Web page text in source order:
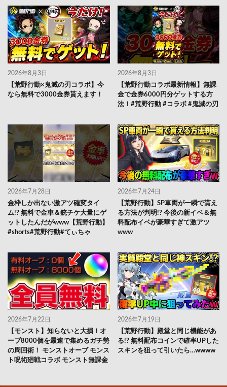
2026年8月3日
【荒野行動×鬼滅の刃コラボ】今
なら無料で3000金券貰えます！
2026年8月3日
【荒野行動コラボ最新情報】無課
金で金券6000円分ゲットする方
法！#荒野行動 #コラボ #鬼滅の刃
2026年7月28日
金枠しか出ない激アツ確変タイ
ム!? 無料で金車＆銃チケ大量にゲ
ットしたんだがwww【荒野行動】
#shorts#荒野行動#てぃちゃ
2026年7月24日
【荒野行動】SP車両が一瞬で貰え
る方法が判明!? 今後の新イベ＆無
料配布イベが豪華すぎて激アツ
www
2026年7月22日
【モンスト】知らないと大損！オ
ーブ8000個を最速で集めるガチ勢
の周回術！ モンストオーブ モンス
ト呪術廻戦コラボ モンスト無課金
2026年7月19日
【荒野行動】殿堂と同じ機能があ
る!? 無料配布コインで確率UPした
スキンを狙って引いたら…wwww